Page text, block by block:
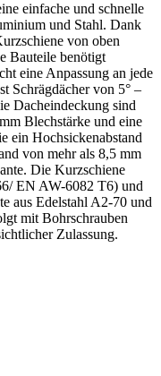
einfache und schnelle
und Stahl. Dank
von oben
Bauteile benötigt
eine Anpassung an jede
Schrägdächer von 5° –
Dacheindeckung sind
Blechstärke und eine
ein Hochsickenabstand
von mehr als 8,5 mm
Die Kurzschiene
EN AW-6082 T6) und
aus Edelstahl A2-70 und
mit Bohrschrauben
Zulassung.